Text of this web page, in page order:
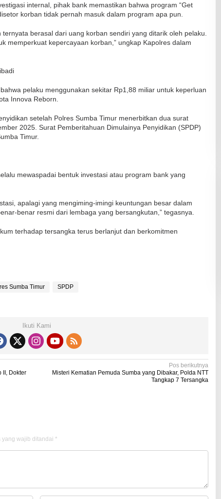
internal, pihak bank memastikan bahwa program “Get
korban tidak pernah masuk dalam program apa pun.
berasal dari uang korban sendiri yang ditarik oleh pelaku.
memperkuat kepercayaan korban,” ungkap Kapolres dalam
pelaku menggunakan sekitar Rp1,88 miliar untuk keperluan
Innova Reborn.
setelah Polres Sumba Timur menerbitkan dua surat
2025. Surat Pemberitahuan Dimulainya Penyidikan (SPDP)
Timur.
mewaspadai bentuk investasi atau program bank yang
apalagi yang mengiming-imingi keuntungan besar dalam
benar resmi dari lembaga yang bersangkutan,” tegasnya.
terhadap tersangka terus berlanjut dan berkomitmen
Sumba Timur SPDP
Ikuti Kami
II, Dokter
Pos berikutnya
Misteri Kematian Pemuda Sumba yang Dibakar, Polda NTT
Tangkap 7 Tersangka
yang wajib ditandai *